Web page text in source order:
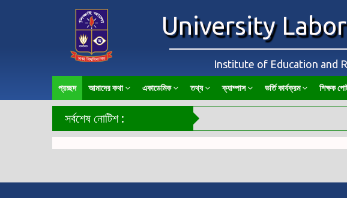
University
Institute of Education and
প্রচ্ছদ আমাদের কথা একাডেমিক তথ্য ক্যাম্পাস ভর্তি কার্যক্রম শিক্ষক
সর্বশেষ নোটিশ :